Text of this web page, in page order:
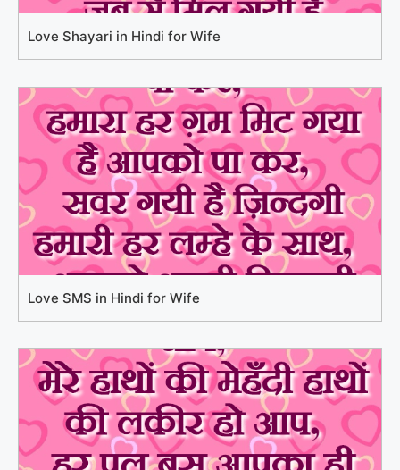
Love Shayari in Hindi for Wife
Love SMS in Hindi for Wife